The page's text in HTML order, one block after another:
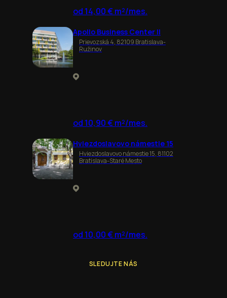
od 14,00 € m²/mes.
Apollo Business Center II
Prievozská 4, 82109 Bratislava-
Ružinov
od 10,90 € m²/mes.
Hviezdoslavovo námestie 15
Hviezdoslavovo námestie 15, 81102
Bratislava-Staré Mesto
od 10,00 € m²/mes.
SLEDUJTE NÁS